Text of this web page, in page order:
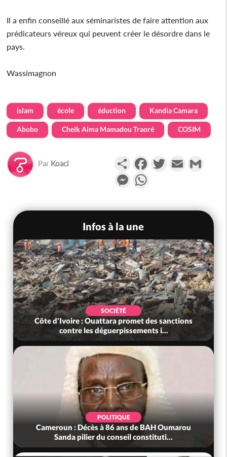
Il a enfin conseillé aux séminaristes de faire attention aux
prédicateurs véreux qui peuvent créer le désordre dans le
pays.
Wassimagnon
islam école éduction Kandia Camara
Abobo Cheik Aima Mamadou Traoré COSIM
Par Koaci PartagerFacebookTwitterEmail
Messenger
Infos à la une
SOCIÉTÉ
Côte d'Ivoire : Rentrée Scolaire 2026-2027,
l'inscription sans frais au Pré...
SOCIÉTÉ
Côte d'Ivoire : Indépendance à Grand-Béréby,
le Sous-Préfet exhorte les pop...